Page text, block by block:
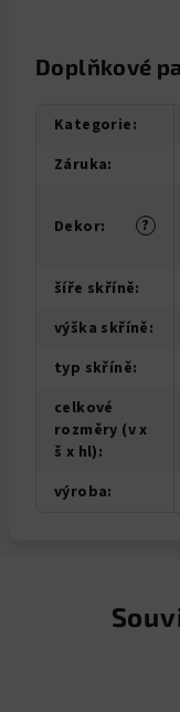
Doplňkové
Kategorie:
Záruka:
?
Dekor:
šíře skříně:
výška skříně:
typ skříně:
celkové
rozměry (v x
š x hl):
výroba: